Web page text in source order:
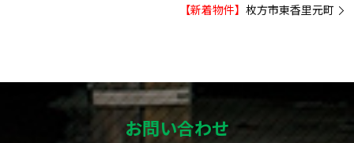
【新着物件】 枚方市東香里元町
お問い合わせ